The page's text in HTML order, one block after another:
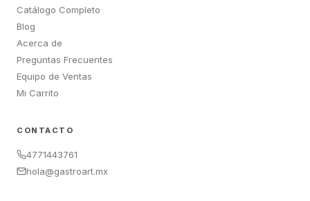
Catálogo Completo
Blog
Acerca de
Preguntas Frecuentes
Equipo de Ventas
Mi Carrito
CONTACTO
4771443761
hola@gastroart.mx